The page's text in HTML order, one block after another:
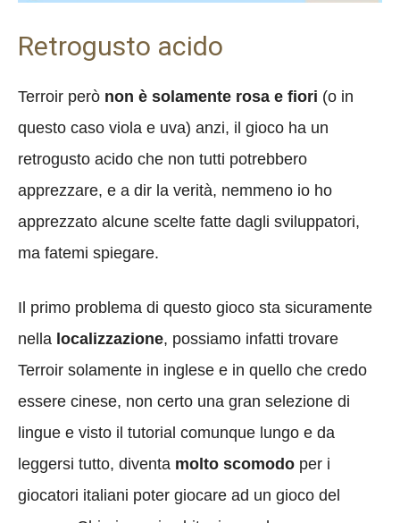
Retrogusto acido
Terroir però non è solamente rosa e fiori (o in
questo caso viola e uva) anzi, il gioco ha un
retrogusto acido che non tutti potrebbero
apprezzare, e a dir la verità, nemmeno io ho
apprezzato alcune scelte fatte dagli sviluppatori,
ma fatemi spiegare.
Il primo problema di questo gioco sta sicuramente
nella localizzazione, possiamo infatti trovare
Terroir solamente in inglese e in quello che credo
essere cinese, non certo una gran selezione di
lingue e visto il tutorial comunque lungo e da
leggersi tutto, diventa molto scomodo per i
giocatori italiani poter giocare ad un gioco del